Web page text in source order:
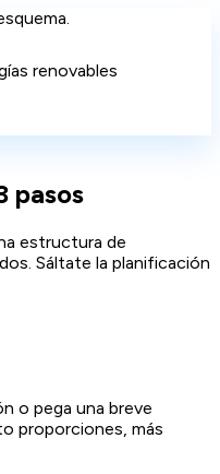
renovables
pasos
estructura de
Sáltate la planificación
o pega una breve
proporciones, más